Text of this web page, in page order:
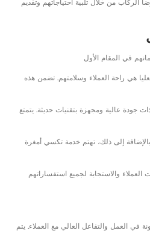
من خلال تلبية احتياجاتهم وتقديم
في المقام الأول
هي راحة العملاء وسلامتهم. تضمن هذه
جودة عالية ومجهزة بتقنيات حديثة. يتمتع
إلى ذلك، تهتم خدمة تكسي أمغرة
العملاء والاستجابة لجميع استفساراتهم
في العمل والتفاعل العالي مع العملاء. يتم